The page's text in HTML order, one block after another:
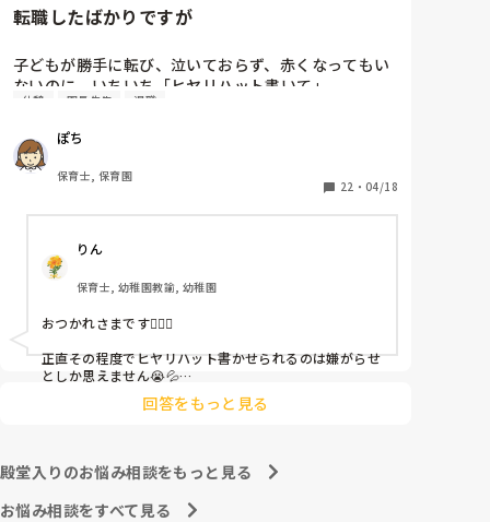
転職したばかりですが
子どもが勝手に転び、泣いておらず、赤くなってもい
ないのに、いちいち「ヒヤリハット書いて」
と書かされ
休憩時間に書くしかなく、辛いです
（そう言う本人は書かない）
しかも、上司に↑この内容でも
「どうしたらなくせるか」
呼ばれて一緒に対策を考えさせられること多数
これだけで30〜40分拘束されて辛いです
皆さんの園はどうですか?
休憩 園長先生 退職
ぽち
保育士, 保育園
22 ・ 04/18
りん
保育士, 幼稚園教諭, 幼稚園
おつかれさまです🙇🏻‍♀️
正直その程度でヒヤリハット書かせられるのは嫌がらせ
としか思えません😭💦
他の先生方も同様のことをされているのでしょうか？
回答をもっと見る
殿堂入りのお悩み相談をもっと見る
お悩み相談をすべて見る